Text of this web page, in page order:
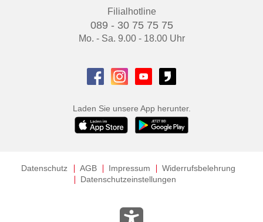
Filialhotline
089 - 30 75 75 75
Mo. - Sa. 9.00 - 18.00 Uhr
Laden Sie unsere App herunter.
Datenschutz AGB Impressum
Widerrufsbelehrung
Datenschutzeinstellungen